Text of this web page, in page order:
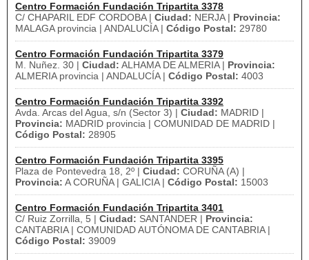
Centro Formación Fundación Tripartita 3378
C/ CHAPARIL EDF CORDOBA | Ciudad: NERJA | Provincia:
MALAGA provincia | ANDALUCÍA | Código Postal: 29780
Centro Formación Fundación Tripartita 3379
M. Nuñez. 30 | Ciudad: ALHAMA DE ALMERIA | Provincia:
ALMERIA provincia | ANDALUCÍA | Código Postal: 4003
Centro Formación Fundación Tripartita 3392
Avda. Arcas del Agua, s/n (Sector 3) | Ciudad: MADRID |
Provincia: MADRID provincia | COMUNIDAD DE MADRID |
Código Postal: 28905
Centro Formación Fundación Tripartita 3395
Plaza de Pontevedra 18, 2º | Ciudad: CORUÑA (A) |
Provincia: A CORUÑA | GALICIA | Código Postal: 15003
Centro Formación Fundación Tripartita 3401
C/ Ruiz Zorrilla, 5 | Ciudad: SANTANDER | Provincia:
CANTABRIA | COMUNIDAD AUTÓNOMA DE CANTABRIA |
Código Postal: 39009